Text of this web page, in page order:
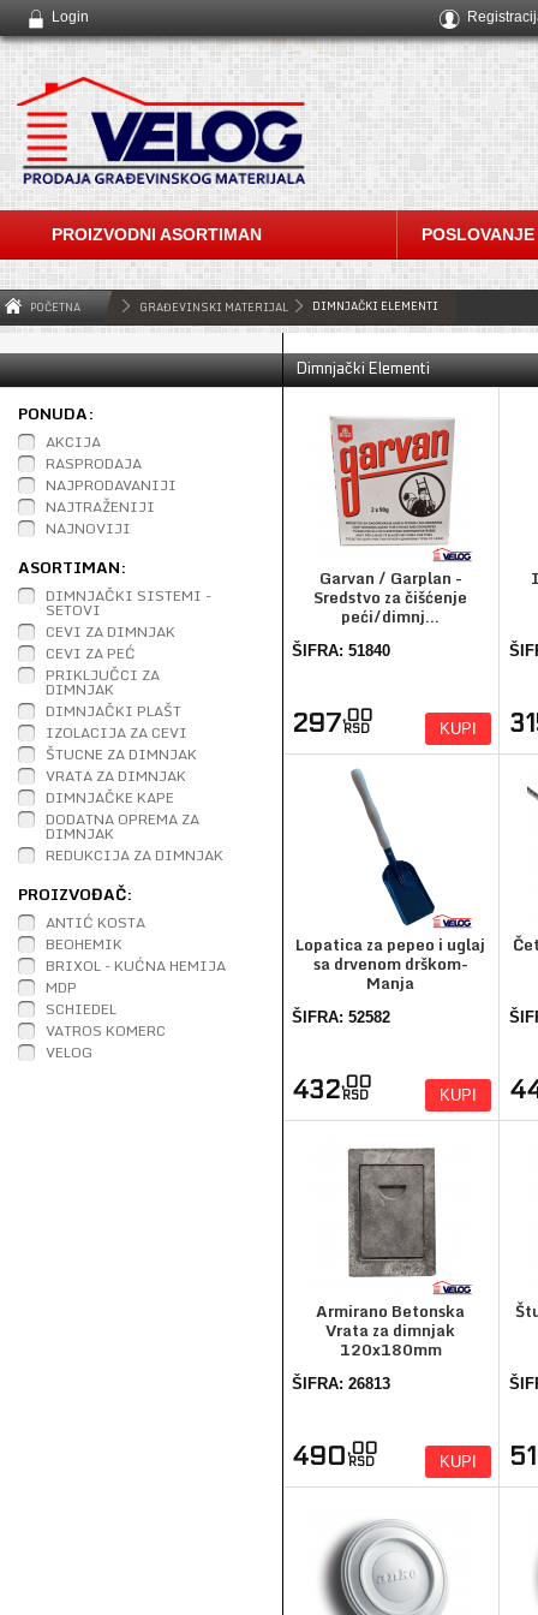
Login
PROIZVODNI ASORTIMAN POSLOVANJE
POČETNA GRAĐEVINSKI MATERIJAL DIMNJAČKI ELEMENTI
PONUDA:
AKCIJA
RASPRODAJA
NAJPRODAVANIJI
NAJTRAŽENIJI
NAJNOVIJI
ASORTIMAN:
DIMNJAČKI SISTEMI -
SETOVI
CEVI ZA DIMNJAK
CEVI ZA PEĆ
PRIKLJUČCI ZA
DIMNJAK
DIMNJAČKI PLAŠT
IZOLACIJA ZA CEVI
ŠTUCNE ZA DIMNJAK
VRATA ZA DIMNJAK
DIMNJAČKE KAPE
DODATNA OPREMA ZA
DIMNJAK
REDUKCIJA ZA DIMNJAK
PROIZVOĐAČ:
ANTIĆ KOSTA
BEOHEMIK
BRIXOL - KUĆNA HEMIJA
MDP
SCHIEDEL
VATROS KOMERC
VELOG
Dimnjački Elementi
Garvan / Garplan -
Sredstvo za čišćenje
peći/dimnj...
ŠIFRA: 51840
297,00
RSD KUPI
Lopatica za pepeo i uglaj
sa drvenom drškom-
Manja
ŠIFRA: 52582
432,00
RSD KUPI
Armirano Betonska
Vrata za dimnjak
120x180mm
ŠIFRA: 26813
490,00
RSD KUPI